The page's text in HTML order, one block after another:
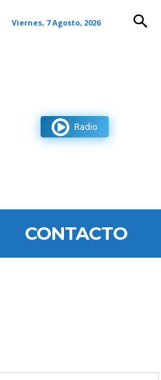
Viernes, 7 Agosto, 2026
Radio
CONTACTO